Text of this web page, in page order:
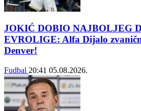
JOKIĆ DOBIO NAJBOLJEG
EVROLIGE: Alfa Dijalo
Denver!
Fudbal 20:41 05.08.2026.